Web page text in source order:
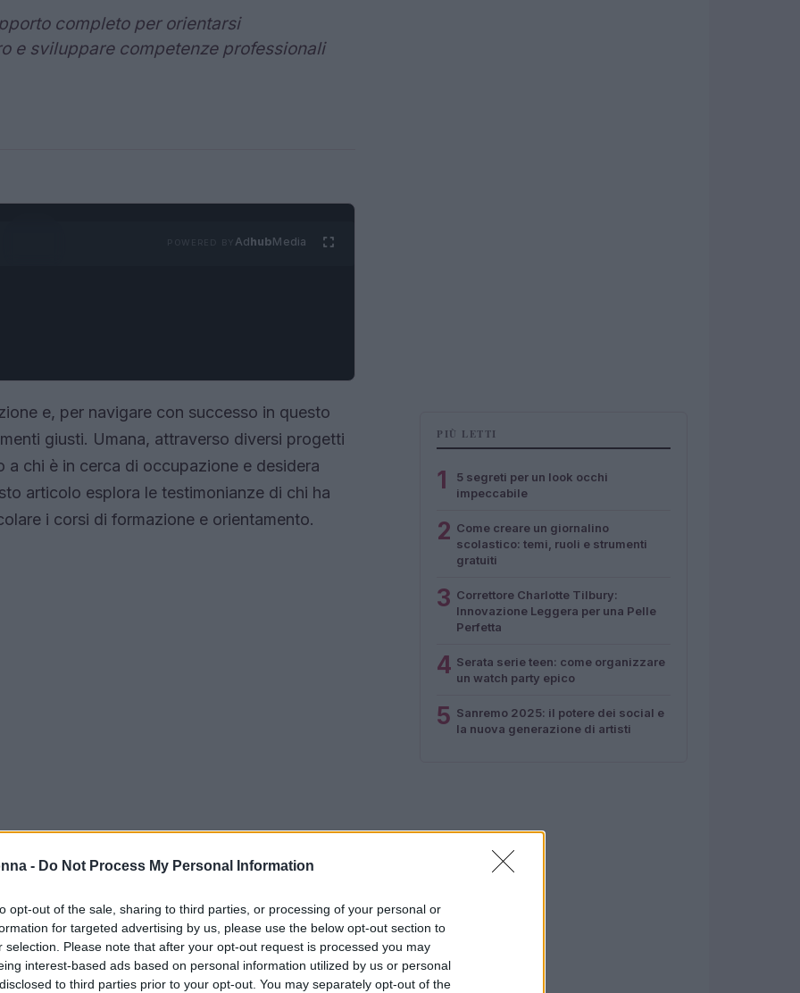
- Do Not Process My Personal Information
opt-out of the sale, sharing to third parties, or processing of your personal or
for targeted advertising by us, please use the below opt-out section to
selection. Please note that after your opt-out request is processed you may
interest-based ads based on personal information utilized by us or personal
to third parties prior to your opt-out. You may separately opt-out of the
completo per orientarsi
e sviluppare competenze professionali
AdhubMedia
e, per navigare con successo in questo
giusti. Umana, attraverso diversi progetti
chi è in cerca di occupazione e desidera
articolo esplora le testimonianze di chi ha
i corsi di formazione e orientamento.
, un percorso formativo che ha
come redigere un
curriculum vitae
PIÙ LETTI
1
5 segreti per un look occhi
impeccabile
2 Come creare un giornalino
scolastico: temi, ruoli e strumenti
gratuiti
3 Correttore Charlotte Tilbury:
Innovazione Leggera per una Pelle
Perfetta
4 Serata serie teen: come organizzare
un watch party epico
5 Sanremo 2025: il potere dei social e
la nuova generazione di artisti